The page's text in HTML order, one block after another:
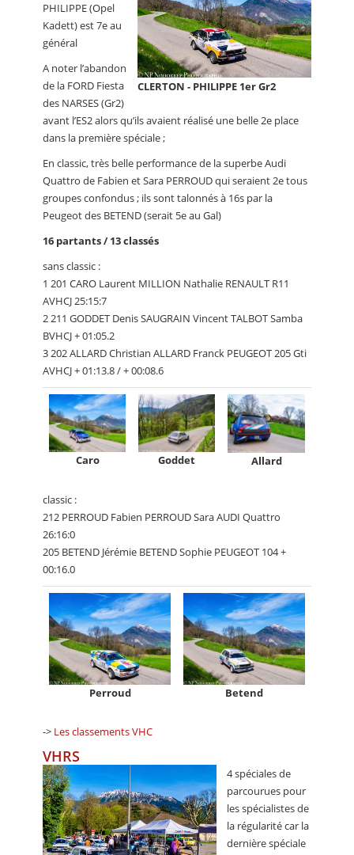
CLERTON - PHILIPPE 1er Gr2
PHILIPPE (Opel
Kadett) est 7e au
général
A noter l’abandon
de la FORD Fiesta
des NARSES (Gr2)
avant l’ES2 alors qu’ils avaient réalisé une belle 2e place
dans la première spéciale ;
En classic, très belle performance de la superbe Audi
Quattro de Fabien et Sara PERROUD qui seraient 2e tous
groupes confondus ; ils sont talonnés à 16s par la
Peugeot des BETEND (serait 5e au Gal)
16 partants / 13 classés
sans classic :
1 201 CARO Laurent MILLION Nathalie RENAULT R11
AVHCJ 25:15:7
2 211 GODDET Denis SAUGRAIN Vincent TALBOT Samba
BVHCJ + 01:05.2
3 202 ALLARD Christian ALLARD Franck PEUGEOT 205 Gti
AVHCJ + 01:13.8 / + 00:08.6
Caro Goddet Allard
classic :
212 PERROUD Fabien PERROUD Sara AUDI Quattro
26:16:0
205 BETEND Jérémie BETEND Sophie PEUGEOT 104 +
00:16.0
Perroud Betend
-> Les classements VHC
VHRS
4 spéciales de
parcourues pour
les spécialistes de
la régularité car la
dernière spéciale